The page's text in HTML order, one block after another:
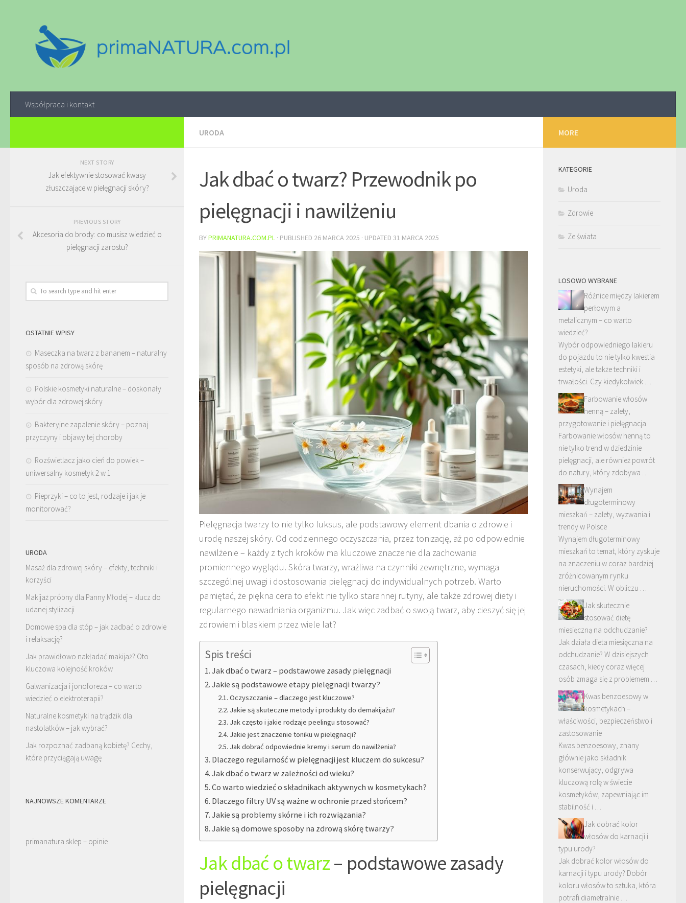
Współpraca i kontakt
URODA
Jak dbać o twarz? Przewodnik po
pielęgnacji i nawilżeniu
BYPRIMANATURA.COM.PL · PUBLISHED 26 MARCA 2025 · UPDATED 31 MARCA 2025
Pielęgnacja twarzy to nie tylko luksus, ale podstawowy element dbania o zdrowie i
urodę naszej skóry. Od codziennego oczyszczania, przez tonizację, aż po odpowiednie
nawilżenie – każdy z tych kroków ma kluczowe znaczenie dla zachowania
promiennego wyglądu. Skóra twarzy, wrażliwa na czynniki zewnętrzne, wymaga
szczególnej uwagi i dostosowania pielęgnacji do indywidualnych potrzeb. Warto
pamiętać, że piękna cera to efekt nie tylko starannej rutyny, ale także zdrowej diety i
regularnego nawadniania organizmu. Jak więc zadbać o swoją twarz, aby cieszyć się jej
zdrowiem i blaskiem przez wiele lat?
Spis treści
Jak dbać o twarz – podstawowe zasady pielęgnacji
Jakie są podstawowe etapy pielęgnacji twarzy?
Oczyszczanie – dlaczego jest kluczowe?
Jakie są skuteczne metody i produkty do demakijażu?
Jak często i jakie rodzaje peelingu stosować?
Jakie jest znaczenie toniku w pielęgnacji?
Jak dobrać odpowiednie kremy i serum do nawilżenia?
Dlaczego regularność w pielęgnacji jest kluczem do sukcesu?
Jak dbać o twarz w zależności od wieku?
Co warto wiedzieć o składnikach aktywnych w kosmetykach?
Dlaczego filtry UV są ważne w ochronie przed słońcem?
Jakie są problemy skórne i ich rozwiązania?
Jakie są domowe sposoby na zdrową skórę twarzy?
Jak dbać o twarz– podstawowe zasady
pielęgnacji
NEXT STORY
Jak efektywnie stosować kwasy
złuszczające w pielęgnacji skóry?
PREVIOUS STORY
Akcesoria do brody: co musisz wiedzieć o
pielęgnacji zarostu?
OSTATNIE WPISY
Maseczka na twarz z bananem – naturalny
sposób na zdrową skórę
Polskie kosmetyki naturalne – doskonały
wybór dla zdrowej skóry
Bakteryjne zapalenie skóry – poznaj
przyczyny i objawy tej choroby
Rozświetlacz jako cień do powiek –
uniwersalny kosmetyk 2 w 1
Pieprzyki – co to jest, rodzaje i jak je
monitorować?
URODA
Masaż dla zdrowej skóry – efekty, techniki i
korzyści
Makijaż próbny dla Panny Młodej – klucz do
udanej stylizacji
Domowe spa dla stóp – jak zadbać o zdrowie
i relaksację?
Jak prawidłowo nakładać makijaż? Oto
kluczowa kolejność kroków
Galwanizacja i jonoforeza – co warto
wiedzieć o elektroterapii?
Naturalne kosmetyki na trądzik dla
nastolatków – jak wybrać?
Jak rozpoznać zadbaną kobietę? Cechy,
które przyciągają uwagę
NAJNOWSZE KOMENTARZE
primanatura sklep – opinie
MORE
KATEGORIE
Uroda
Zdrowie
Ze świata
LOSOWO WYBRANE
Różnice między lakierem
perłowym a
metalicznym – co warto
wiedzieć?
Wybór odpowiedniego lakieru
do pojazdu to nie tylko kwestia
estetyki, ale także techniki i
trwałości. Czy kiedykolwiek …
Farbowanie włosów
henną – zalety,
przygotowanie i pielęgnacja
Farbowanie włosów henną to
nie tylko trend w dziedzinie
pielęgnacji, ale również powrót
do natury, który zdobywa …
Wynajem
długoterminowy
mieszkań – zalety, wyzwania i
trendy w Polsce
Wynajem długoterminowy
mieszkań to temat, który zyskuje
na znaczeniu w coraz bardziej
zróżnicowanym rynku
nieruchomości. W obliczu …
Jak skutecznie
stosować dietę
miesięczną na odchudzanie?
Jak działa dieta miesięczna na
odchudzanie? W dzisiejszych
czasach, kiedy coraz więcej
osób zmaga się z problemem …
Kwas benzoesowy w
kosmetykach –
właściwości, bezpieczeństwo i
zastosowanie
Kwas benzoesowy, znany
głównie jako składnik
konserwujący, odgrywa
kluczową rolę w świecie
kosmetyków, zapewniając im
stabilność i …
Jak dobrać kolor
włosów do karnacji i
typu urody?
Jak dobrać kolor włosów do
karnacji i typu urody? Dobór
koloru włosów to sztuka, która
potrafi diametralnie …